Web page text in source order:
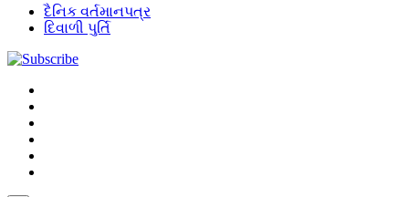
દૈનિક વર્તમાનપત્ર
દિવાળી પુર્તિ